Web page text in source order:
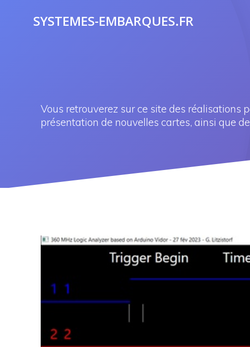
SYSTEMES-EMBARQUES.FR
Vous retrouverez sur ce site des réalisations
présentation de nouvelles cartes, ainsi que